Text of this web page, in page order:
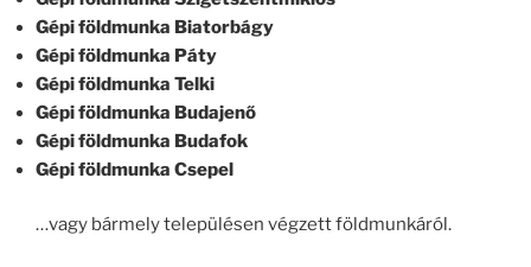
Gépi földmunka Biatorbágy
Gépi földmunka Páty
Gépi földmunka Telki
Gépi földmunka Budajenő
Gépi földmunka Budafok
Gépi földmunka Csepel
…vagy bármely településen végzett földmunkáról.